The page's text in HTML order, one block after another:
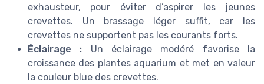
exhausteur, pour éviter d’aspirer les jeunes
crevettes. Un brassage léger suffit, car les
crevettes ne supportent pas les courants forts.
Éclairage : Un éclairage modéré favorise la
croissance des plantes aquarium et met en valeur
la couleur blue des crevettes.